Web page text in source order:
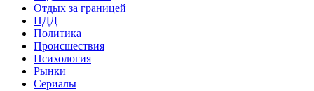
Отдых за границей
ПДД
Политика
Происшествия
Психология
Рынки
Сериалы